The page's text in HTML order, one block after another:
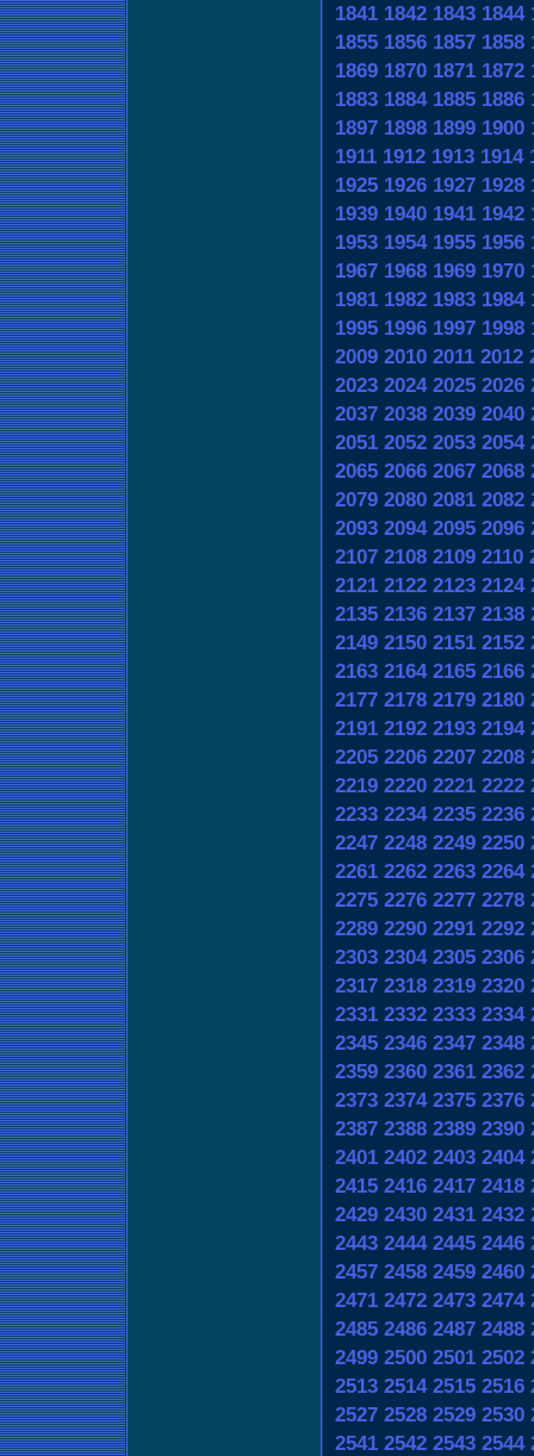
1841 1842 1843 1844
1855 1856 1857 1858
1869 1870 1871 1872
1883 1884 1885 1886
1897 1898 1899 1900
1911 1912 1913 1914
1925 1926 1927 1928
1939 1940 1941 1942
1953 1954 1955 1956
1967 1968 1969 1970
1981 1982 1983 1984
1995 1996 1997 1998
2009 2010 2011 2012
2023 2024 2025 2026
2037 2038 2039 2040
2051 2052 2053 2054
2065 2066 2067 2068
2079 2080 2081 2082
2093 2094 2095 2096
2107 2108 2109 2110
2121 2122 2123 2124
2135 2136 2137 2138
2149 2150 2151 2152
2163 2164 2165 2166
2177 2178 2179 2180
2191 2192 2193 2194
2205 2206 2207 2208
2219 2220 2221 2222
2233 2234 2235 2236
2247 2248 2249 2250
2261 2262 2263 2264
2275 2276 2277 2278
2289 2290 2291 2292
2303 2304 2305 2306
2317 2318 2319 2320
2331 2332 2333 2334
2345 2346 2347 2348
2359 2360 2361 2362
2373 2374 2375 2376
2387 2388 2389 2390
2401 2402 2403 2404
2415 2416 2417 2418
2429 2430 2431 2432
2443 2444 2445 2446
2457 2458 2459 2460
2471 2472 2473 2474
2485 2486 2487 2488
2499 2500 2501 2502
2513 2514 2515 2516
2527 2528 2529 2530
2541 2542 2543 2544